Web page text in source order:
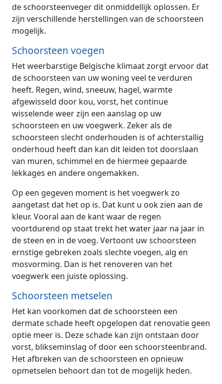
de schoorsteenveger dit onmiddellijk oplossen. Er
zijn verschillende herstellingen van de schoorsteen
mogelijk.
Schoorsteen voegen
Het weerbarstige Belgische klimaat zorgt ervoor dat
de schoorsteen van uw woning veel te verduren
heeft. Regen, wind, sneeuw, hagel, warmte
afgewisseld door kou, vorst, het continue
wisselende weer zijn een aanslag op uw
schoorsteen en uw voegwerk. Zeker als de
schoorsteen slecht onderhouden is of achterstallig
onderhoud heeft dan kan dit leiden tot doorslaan
van muren, schimmel en de hiermee gepaarde
lekkages en andere ongemakken.
Op een gegeven moment is het voegwerk zo
aangetast dat het op is. Dat kunt u ook zien aan de
kleur. Vooral aan de kant waar de regen
voortdurend op staat trekt het water jaar na jaar in
de steen en in de voeg. Vertoont uw schoorsteen
ernstige gebreken zoals slechte voegen, alg en
mosvorming. Dan is het renoveren van het
voegwerk een juiste oplossing.
Schoorsteen metselen
Het kan voorkomen dat de schoorsteen een
dermate schade heeft opgelopen dat renovatie geen
optie meer is. Deze schade kan zijn ontstaan door
vorst, blikseminslag of door een schoorsteenbrand.
Het afbreken van de schoorsteen en opnieuw
opmetselen behoort dan tot de mogelijk heden.